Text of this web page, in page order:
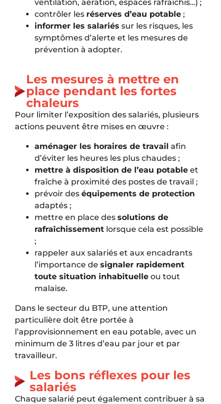
ventilation, aération, espaces rafraîchis…) ;
contrôler les réserves d’eau potable ;
informer les salariés sur les risques, les
symptômes d’alerte et les mesures de
prévention à adopter.
Les mesures à mettre en
place pendant les fortes
chaleurs
Pour limiter l’exposition des salariés, plusieurs
actions peuvent être mises en œuvre :
aménager les horaires de travail afin
d’éviter les heures les plus chaudes ;
mettre à disposition de l’eau potable et
fraîche à proximité des postes de travail ;
prévoir des équipements de protection
adaptés ;
mettre en place des solutions de
rafraîchissement lorsque cela est possible
;
rappeler aux salariés et aux encadrants
l’importance de signaler rapidement
toute situation inhabituelle ou tout
malaise.
Dans le secteur du BTP, une attention
particulière doit être portée à
l’approvisionnement en eau potable, avec un
minimum de 3 litres d’eau par jour et par
travailleur.
Les bons réflexes pour les
salariés
Chaque salarié peut également contribuer à sa